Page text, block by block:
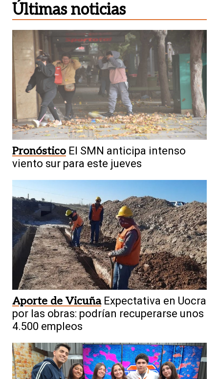
Últimas noticias
Pronóstico El SMN anticipa intenso
viento sur para este jueves
Aporte de Vicuña Expectativa en Uocra
por las obras: podrían recuperarse unos
4.500 empleos